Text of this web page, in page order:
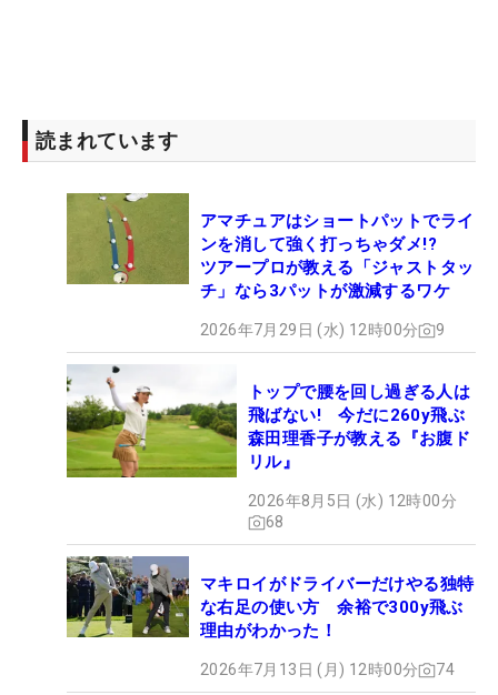
読まれています
アマチュアはショートパットでライ
ンを消して強く打っちゃダメ!?
ツアープロが教える「ジャストタッ
チ」なら3パットが激減するワケ
2026年7月29日 (水) 12時00分 9
トップで腰を回し過ぎる人は
飛ばない! 今だに260y飛ぶ
森田理香子が教える『お腹ド
リル』
2026年8月5日 (水) 12時00分
68
マキロイがドライバーだけやる独特
な右足の使い方 余裕で300y飛ぶ
理由がわかった！
2026年7月13日 (月) 12時00分 74